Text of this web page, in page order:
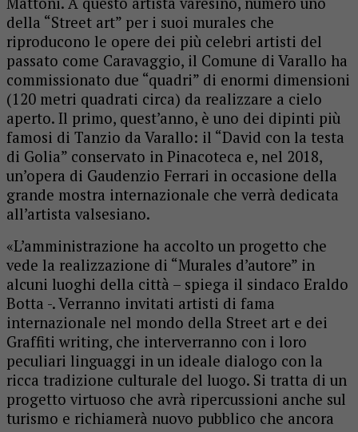
della “Street art” per i suoi murales che
riproducono le opere dei più celebri artisti del
passato come Caravaggio, il Comune di Varallo ha
commissionato due “quadri” di enormi dimensioni
(120 metri quadrati circa) da realizzare a cielo
aperto. Il primo, quest’anno, è uno dei dipinti più
famosi di Tanzio da Varallo: il “David con la testa
di Golia” conservato in Pinacoteca e, nel 2018,
un’opera di Gaudenzio Ferrari in occasione della
grande mostra internazionale che verrà dedicata
all’artista valsesiano.
«L’amministrazione ha accolto un progetto che
vede la realizzazione di “Murales d’autore” in
alcuni luoghi della città – spiega il sindaco Eraldo
Botta -. Verranno invitati artisti di fama
internazionale nel mondo della Street art e dei
Graffiti writing, che interverranno con i loro
peculiari linguaggi in un ideale dialogo con la
ricca tradizione culturale del luogo. Si tratta di un
progetto virtuoso che avrà ripercussioni anche sul
turismo e richiamerà nuovo pubblico che ancora